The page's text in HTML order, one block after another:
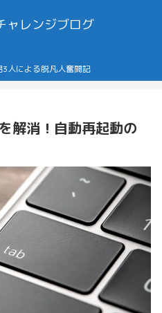
ャレンジブログ
人による脱凡人奮闘記
解消！自動再起動の